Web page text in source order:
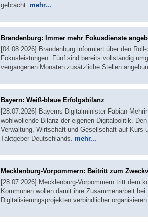
gebracht. mehr...
Brandenburg: Immer mehr Fokusdienste
[04.08.2026] Brandenburg informiert über den
Fokusleistungen. Fünf sind bereits vollständig
vergangenen Monaten zusätzliche Stellen
Bayern: Weiß-blaue Erfolgsbilanz
[28.07.2026] Bayerns Digitalminister Fabian
wohlwollende Bilanz der eigenen Digitalpolitik.
Verwaltung, Wirtschaft und Gesellschaft auf Kurs
Taktgeber Deutschlands. mehr...
Mecklenburg-Vorpommern: Beitritt zum
[28.07.2026] Mecklenburg-Vorpommern tritt dem
Kommunen wollen damit ihre Zusammenarbeit
Digitalisierungsprojekten verbindlicher organisieren.